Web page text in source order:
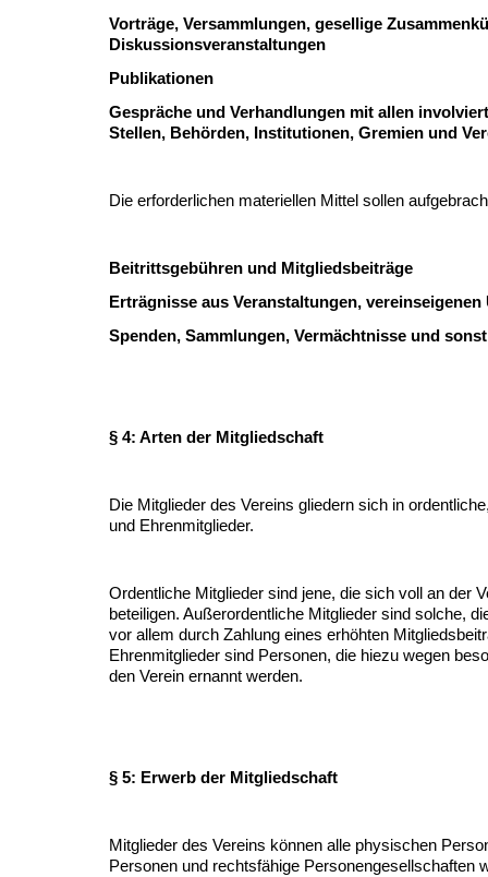
Vorträge, Versammlungen, gesellige
Diskussionsveranstaltungen
Publikationen
Gespräche und Verhandlungen mit allen
Stellen, Behörden, Institutionen, Gremien und
Die erforderlichen materiellen Mittel sollen
Beitrittsgebühren und Mitgliedsbeiträge
Erträgnisse aus Veranstaltungen,
Spenden, Sammlungen, Vermächtnisse und
§ 4: Arten der Mitgliedschaft
Die Mitglieder des Vereins gliedern sich in
und Ehrenmitglieder.
Ordentliche Mitglieder sind jene, die sich voll an der
beteiligen. Außerordentliche Mitglieder sind solche,
vor allem durch Zahlung eines erhöhten
Ehrenmitglieder sind Personen, die hiezu wegen
den Verein ernannt werden.
§ 5: Erwerb der Mitgliedschaft
Mitglieder des Vereins können alle physischen
Personen und rechtsfähige Personengesellschaften